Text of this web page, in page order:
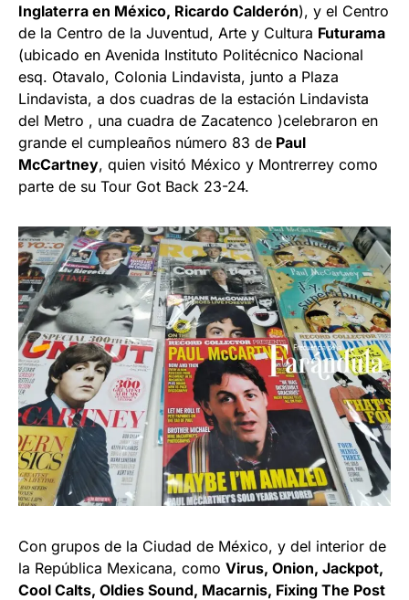
Inglaterra en México, Ricardo Calderón), y el Centro
de la Centro de la Juventud, Arte y Cultura Futurama
(ubicado en Avenida Instituto Politécnico Nacional
esq. Otavalo, Colonia Lindavista, junto a Plaza
Lindavista, a dos cuadras de la estación Lindavista
del Metro , una cuadra de Zacatenco )celebraron en
grande el cumpleaños número 83 de Paul
McCartney, quien visitó México y Montrerrey como
parte de su Tour Got Back 23-24.
Con grupos de la Ciudad de México, y del interior de
la República Mexicana, como Virus, Onion, Jackpot,
Cool Calts, Oldies Sound, Macarnis, Fixing The Post